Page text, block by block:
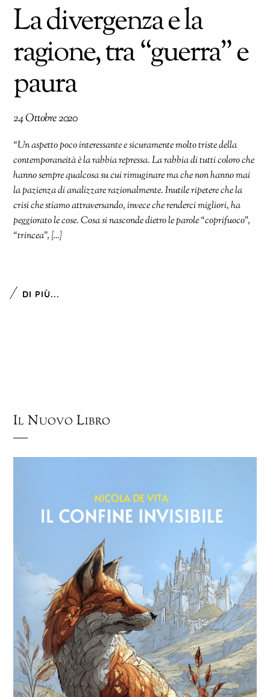
La divergenza e la
ragione, tra “guerra” e
paura
24 Ottobre 2020
“Un aspetto poco interessante e sicuramente molto triste della
contemporaneità è la rabbia repressa. La rabbia di tutti coloro che
hanno sempre qualcosa su cui rimuginare ma che non hanno mai
la pazienza di analizzare razionalmente. Inutile ripetere che la
crisi che stiamo attraversando, invece che renderci migliori, ha
peggiorato le cose. Cosa si nasconde dietro le parole “coprifuoco”,
“trincea”, […]
DI PIÙ...
Il Nuovo Libro